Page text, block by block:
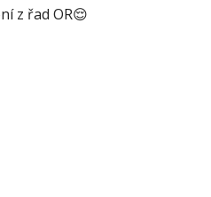
z řad OR😌